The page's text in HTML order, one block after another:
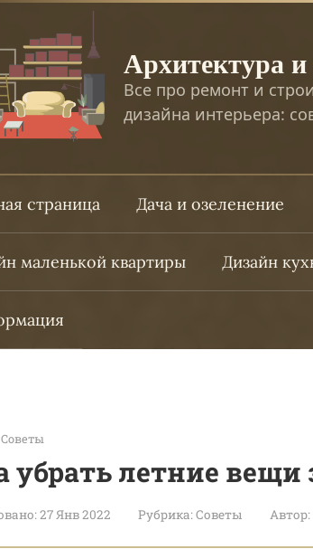
Архитектура
Все про ремонт и
дизайна интерьера:
страница Дача и озеленение
маленькой квартиры Дизайн
Советы
убрать летние
27 Янв 2022 Рубрика:Советы Автор: